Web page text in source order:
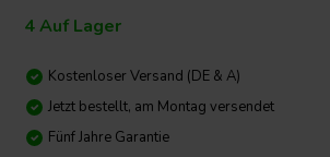
4 Auf Lager
Kostenloser Versand (DE & A)
Jetzt bestellt, am Montag versendet
Fünf Jahre Garantie